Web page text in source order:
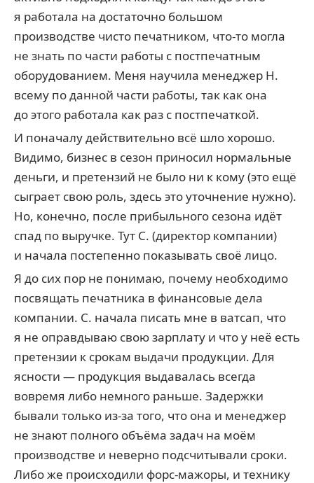
я работала на достаточно большом
производстве чисто печатником, что-то могла
не знать по части работы с постпечатным
оборудованием. Меня научила менеджер Н.
всему по данной части работы, так как она
до этого работала как раз с постпечаткой.
И поначалу действительно всё шло хорошо.
Видимо, бизнес в сезон приносил нормальные
деньги, и претензий не было ни к кому (это ещё
сыграет свою роль, здесь это уточнение нужно).
Но, конечно, после прибыльного сезона идёт
спад по выручке. Тут С. (директор компании)
и начала постепенно показывать своё лицо.
Я до сих пор не понимаю, почему необходимо
посвящать печатника в финансовые дела
компании. С. начала писать мне в ватсап, что
я не оправдываю свою зарплату и что у неё есть
претензии к срокам выдачи продукции. Для
ясности — продукция выдавалась всегда
вовремя либо немного раньше. Задержки
бывали только из-за того, что она и менеджер
не знают полного объёма задач на моём
производстве и неверно подсчитывали сроки.
Либо же происходили форс-мажоры, и технику